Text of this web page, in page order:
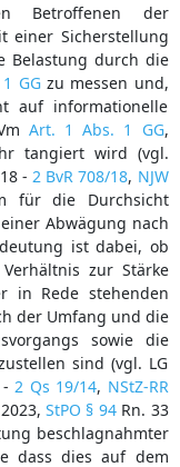
der
einer Sicherstellung
Belastung durch die
GGzu messen und,
auf informationelle
Art. 1 Abs. 1 GG,
tangiert wird (vgl.
- 2 BvR 708/18, NJW
für die Durchsicht
Abwägung nach
ist dabei, ob
zur Stärke
in Rede stehenden
der Umfang und die
sowie die
sind (vgl. LG
2 Qs 19/14, NStZ-RR
StPO § 94Rn. 33
beschlagnahmter
dass dies auf dem